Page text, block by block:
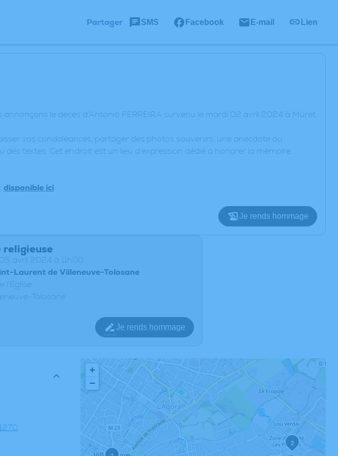
Partager SMS Facebook E-mail Lien
le décès d’Antonio FERREIRA survenu le mardi 02 avril 2024 à Muret.
vos condoléances, partager des photos souvenirs, une anecdote ou
des textes. Cet endroit est un lieu d'expression dédié à honorer la mémoire
disponible ici
Je rends hommage
religieuse
05 avril 2024 à 11h00
Laurent de Villeneuve-Tolosane
l'Église
Tolosane
Je rends hommage
2
+
−